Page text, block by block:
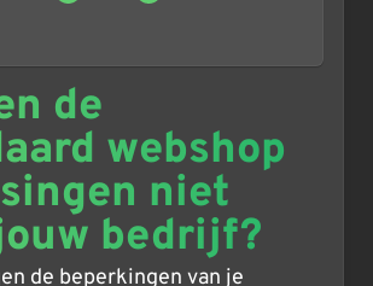
de
webshop
niet
bedrijf?
de beperkingen van je